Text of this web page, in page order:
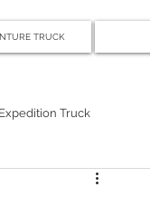
TRUCK
Expedition Truck